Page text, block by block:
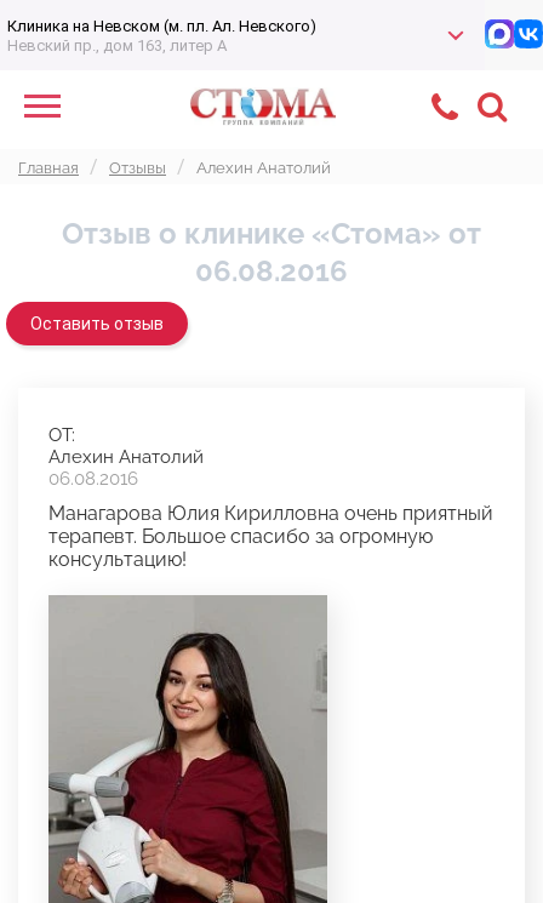
Клиника на Невском (м. пл. Ал. Невского)
Невский пр., дом 163, литер А
Главная Отзывы Алехин Анатолий
Отзыв о клинике «Стома» от
06.08.2016
Оставить отзыв
ОТ:
Алехин Анатолий
06.08.2016
Манагарова Юлия Кирилловна очень приятный
терапевт. Большое спасибо за огромную
консультацию!